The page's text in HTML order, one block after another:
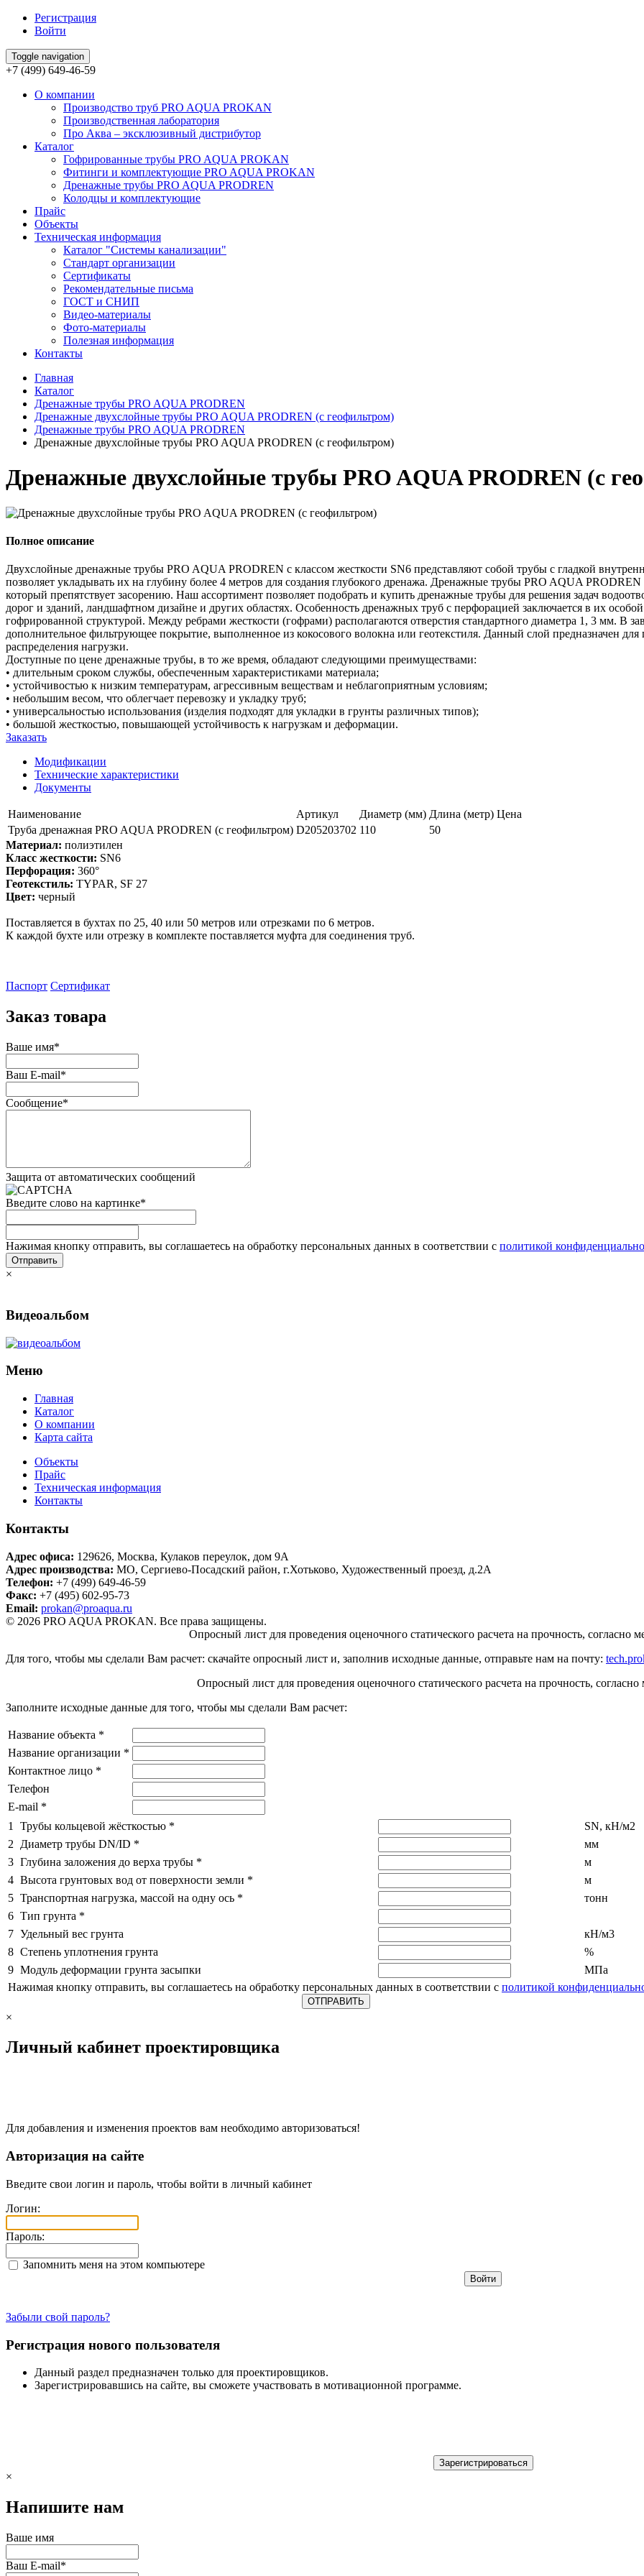
Регистрация
Войти
Toggle navigation
+7 (499) 649-46-59
О компании
Производство труб PRO AQUA PROKAN
Производственная лаборатория
Про Аква – эксклюзивный дистрибутор
Каталог
Гофрированные трубы PRO AQUA PROKAN
Фитинги и комплектующие PRO AQUA PROKAN
Дренажные трубы PRO AQUA PRODREN
Колодцы и комплектующие
Прайс
Объекты
Техническая информация
Каталог "Системы канализации"
Стандарт организации
Сертификаты
Рекомендательные письма
ГОСТ и СНИП
Видео-материалы
Фото-материалы
Полезная информация
Контакты
Главная
Каталог
Дренажные трубы PRO AQUA PRODREN
Дренажные двухслойные трубы PRO AQUA PRODREN (с геофильтром)
Дренажные трубы PRO AQUA PRODREN
Дренажные двухслойные трубы PRO AQUA PRODREN (с геофильтром)
Дренажные двухслойные трубы PRO AQUA PRODREN (с
Полное описание
Двухслойные дренажные трубы PRO AQUA PRODREN с классом жесткости SN6 представляют собой трубы с гладкой
позволяет укладывать их на глубину более 4 метров для создания глубокого дренажа. Дренажные трубы PRO AQUA
который препятствует засорению. Наш ассортимент позволяет подобрать и купить дренажные трубы для решения задач
дорог и зданий, ландшафтном дизайне и других областях. Особенность дренажных труб с перфорацией заключается в их
гофрированной структурой. Между ребрами жесткости (гофрами) располагаются отверстия стандартного диаметра 1, 3 мм. В
дополнительное фильтрующее покрытие, выполненное из кокосового волокна или геотекстиля. Данный слой предназначен
распределения нагрузки.
Доступные по цене дренажные трубы, в то же время, обладают следующими преимуществами:
• длительным сроком службы, обеспеченным характеристиками материала;
• устойчивостью к низким температурам, агрессивным веществам и неблагоприятным условиям;
• небольшим весом, что облегчает перевозку и укладку труб;
• универсальностью использования (изделия подходят для укладки в грунты различных типов);
• большой жесткостью, повышающей устойчивость к нагрузкам и деформации.
Заказать
Модификации
Технические характеристики
Документы
Наименование Артикул Диаметр (мм) Длина (метр) Цена
Труба дренажная PRO AQUA PRODREN (с геофильтром) D205203702 110
50
Материал: полиэтилен
Класс жесткости: SN6
Перфорация: 360°
Геотекстиль: TYPAR, SF 27
Цвет: черный
Поставляется в бухтах по 25, 40 или 50 метров или отрезками по 6 метров.
К каждой бухте или отрезку в комплекте поставляется муфта для соединения труб.
Паспорт Сертификат
Заказ товара
Ваше имя*
Ваш E-mail*
Сообщение*
Защита от автоматических сообщений
Введите слово на картинке*
Нажимая кнопку отправить, вы соглашаетесь на обработку персональных данных в соответствии с политикой
×
Видеоальбом
Меню
Главная
Каталог
О компании
Карта сайта
Объекты
Прайс
Техническая информация
Контакты
Контакты
Адрес офиса: 129626, Москва, Кулаков переулок, дом 9А
Адрес производства: МО, Сергиево-Посадский район, г.Хотьково, Художественный проезд, д.2А
Телефон: +7 (499) 649-46-59
Факс: +7 (495) 602-95-73
Email: prokan@proaqua.ru
© 2026 PRO AQUA PROKAN. Все права защищены.
Опросный лист для проведения оценочного статического расчета на прочность,
Для того, чтобы мы сделали Вам расчет: скачайте опросный лист и, заполнив исходные данные, отправьте нам на почту:
Опросный лист для проведения оценочного статического расчета на прочность,
Заполните исходные данные для того, чтобы мы сделали Вам расчет:
Название объекта *
Название организации *
Контактное лицо *
Телефон
E-mail *
1
Трубы кольцевой жёсткостью *
SN, кН/м2
2
Диаметр трубы DN/ID *
мм
3 Глубина заложения до верха трубы *
м
4 Высота грунтовых вод от поверхности земли *
м
5 Транспортная нагрузка, массой на одну ось *
тонн
6 Тип грунта *
7 Удельный вес грунта
кН/м3
8 Степень уплотнения грунта
%
9 Модуль деформации грунта засыпки
МПа
Нажимая кнопку отправить, вы соглашаетесь на обработку персональных данных в соответствии с политикой
×
Личный кабинет проектировщика
Для добавления и изменения проектов вам необходимо авторизоваться!
Авторизация на сайте
Введите свои логин и пароль, чтобы войти в личный кабинет
Логин:
Пароль:
Запомнить меня на этом компьютере
Забыли свой пароль?
Регистрация нового пользователя
Данный раздел предназначен только для проектировщиков.
Зарегистрировавшись на сайте, вы сможете участвовать в мотивационной программе.
×
Напишите нам
Ваше имя
Ваш E-mail*